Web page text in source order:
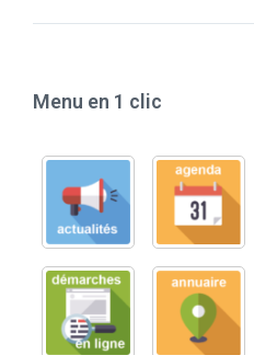
Menu en 1 clic